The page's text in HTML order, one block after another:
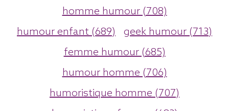
homme humour (708)
humour enfant (689)
geek humour (713)
femme humour (685)
humour homme (706)
humoristique homme (707)